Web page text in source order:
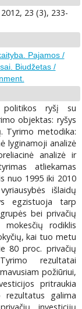
23 (3), 233-
Pajamos /
Biudžetas /
ryšį su
objektas: ryšys
Tyrimo metodika:
lyginamoji analizė
analizė ir
atliekamas
nuo 1995 iki 2010
išlaidų
egzistuoja tarp
bei privačių
rodiklis
kai tuo metu
80 proc. privačių
rezultatai
požiūriui,
pritraukia
rezultatus galima